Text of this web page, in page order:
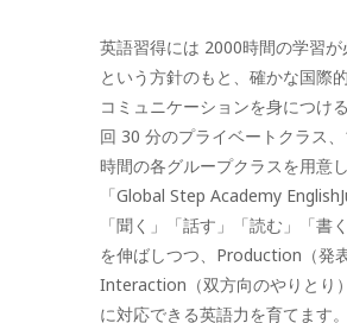
英語習得には 2000時間の学習が
という方針のもと、確かな国際
コミュニケーションを身につけ
回 30 分のプライベートクラス
時間の各グループクラスを用意
「Global Step Academy
「聞く」「話す」「読む」「書
を伸ばしつつ、Production（発
Interaction（双方向のやりとり
に対応できる英語力を育てます。